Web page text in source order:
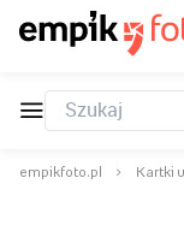
empikfoto.pl Kartki